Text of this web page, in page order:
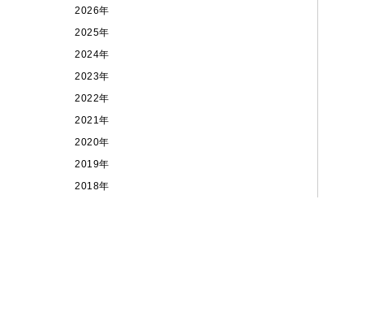
2026年
2025年
2024年
2023年
2022年
2021年
2020年
2019年
2018年